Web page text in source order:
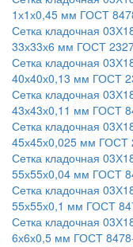
1х1х0,45 мм ГОСТ
Сетка кладочная
33х33х6 мм ГОСТ
Сетка кладочная
40х40х0,13 мм ГОСТ
Сетка кладочная
43х43х0,11 мм ГОСТ
Сетка кладочная
45х45х0,025 мм ГОСТ
Сетка кладочная
55х55х0,04 мм ГОСТ
Сетка кладочная
55х55х0,1 мм ГОСТ
Сетка кладочная
6х6х0,5 мм ГОСТ